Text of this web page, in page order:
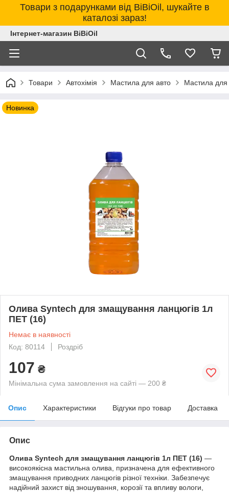
Товари з подарунками від BiBiOil, шукайте в
каталозі зараз!
Інтернет-магазин BiBiOil
Товари Автохімія Мастила для авто Мастила для
Новинка
Олива Syntech для змащування ланцюгів 1л
ПЕТ (16)
Немає в наявності
Код: 80114
Роздріб
107 ₴
Мінімальна сума замовлення на сайті — 200 ₴
Опис Характеристики Відгуки про товар Доставка
Опис
Олива Syntech для змащування ланцюгів 1л ПЕТ (16) —
високоякісна мастильна олива, призначена для ефективного
змащування приводних ланцюгів різної техніки. Забезпечує
надійний захист від зношування, корозії та впливу вологи,